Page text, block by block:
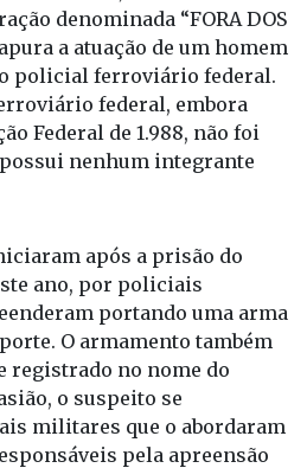
denominada “FORA DOS
a atuação de um homem
policial ferroviário federal.
federal, embora
Federal de 1.988, não foi
nenhum integrante
após a prisão do
ano, por policiais
portando uma arma
O armamento também
registrado no nome do
o suspeito se
militares que o abordaram
pela apreensão